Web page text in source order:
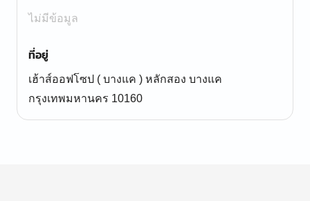
ไม่มีข้อมูล
ที่อยู่
เฮ้าส์ออฟโซป ( บางแค ) หลักสอง บางแค
กรุงเทพมหานคร 10160